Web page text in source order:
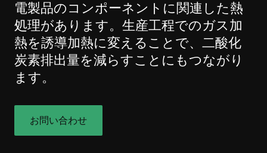
電製品のコンポーネントに関連した熱
処理があります。生産工程でのガス加
熱を誘導加熱に変えることで、二酸化
炭素排出量を減らすことにもつながり
ます。
お問い合わせ